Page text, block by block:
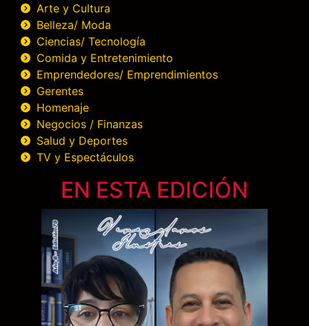
Arte y Cultura
Belleza/ Moda
Ciencias/ Tecnología
Comida y Entretenimiento
Emprendedores/ Emprendimientos
Gerentes
Homenaje
Negocios / Finanzas
Salud y Deportes
TV y Espectáculos
EN ESTA EDICIÓN